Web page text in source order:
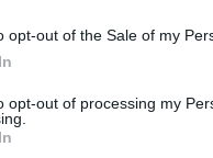
opt-out of the Sale of my
opt-out of processing my
Fot. Łukasz /
doszło do nieszczęśliwego
a zarazem wykładowczyni